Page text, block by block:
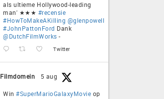
als ultieme Hollywood-leading
man' ★★★ #recensie
#HowToMakeAKilling @glenpowell
#JohnPattonFord Dank
@DutchFilmWorks -
Twitter
Filmdomein 5 aug
Win #SuperMarioGalaxyMovie op